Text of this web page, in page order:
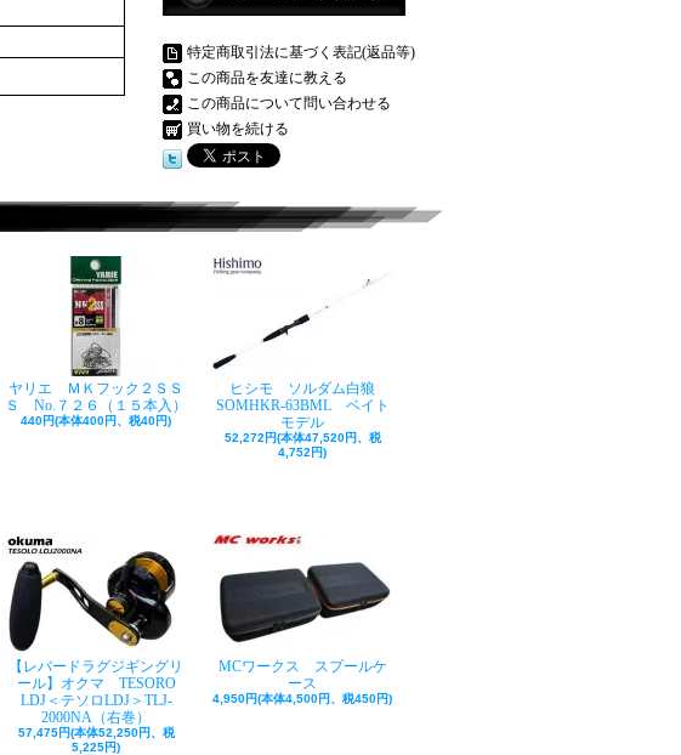
特定商取引法に基づく表記(返品等)
この商品を友達に教える
この商品について問い合わせる
買い物を続ける
ヤリエ ＭＫフック２ＳＳ
Ｓ No.７２６（１５本入）
440円(本体400円、税40円)
ヒシモ ソルダム白狼
SOMHKR-63BML ベイト
モデル
52,272円(本体47,520円、税
4,752円)
【レバードラグジギングリ
ール】オクマ TESORO
LDJ＜テソロLDJ＞TLJ-
2000NA（右巻）
57,475円(本体52,250円、税
5,225円)
MCワークス スプールケ
ース
4,950円(本体4,500円、税450円)